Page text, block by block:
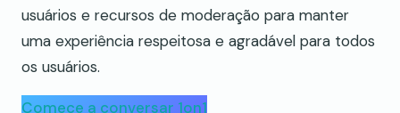
usuários e recursos de moderação para manter
uma experiência respeitosa e agradável para todos
os usuários.
Comece a conversar 1on1